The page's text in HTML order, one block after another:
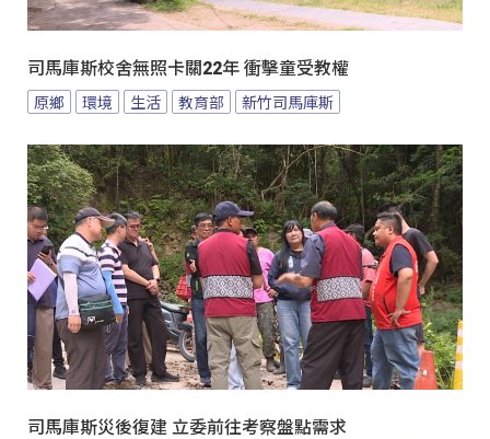
司馬庫斯校舍無照卡關22年 衝擊童受教權
原鄉 環境 生活 教育部 新竹司馬庫斯
司馬庫斯災後復建 立委前往考察盤點需求